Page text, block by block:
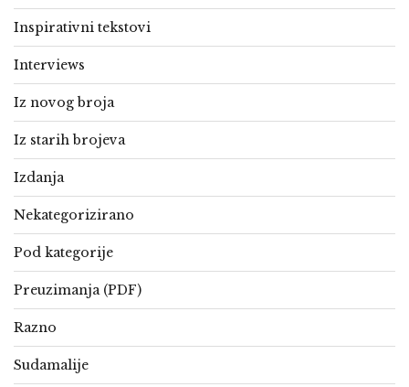
Inspirativni tekstovi
Interviews
Iz novog broja
Iz starih brojeva
Izdanja
Nekategorizirano
Pod kategorije
Preuzimanja (PDF)
Razno
Sudamalije